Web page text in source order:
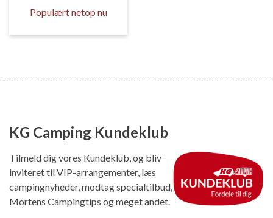
Populært netop nu
KG Camping Kundeklub
Tilmeld dig vores Kundeklub, og bliv
inviteret til VIP-arrangementer, læs
campingnyheder, modtag specialtilbud,
Mortens Campingtips og meget andet.